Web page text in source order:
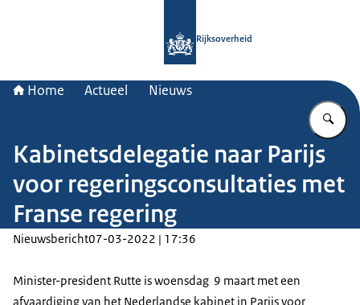
Rijksoverheid
Home Actueel Nieuws
Kabinetsdelegatie naar Parijs
voor regeringsconsultaties met
Franse regering
Nieuwsbericht07-03-2022 | 17:36
Minister-president Rutte is woensdag 9 maart met een
afvaardiging van het Nederlandse kabinet in Parijs voor